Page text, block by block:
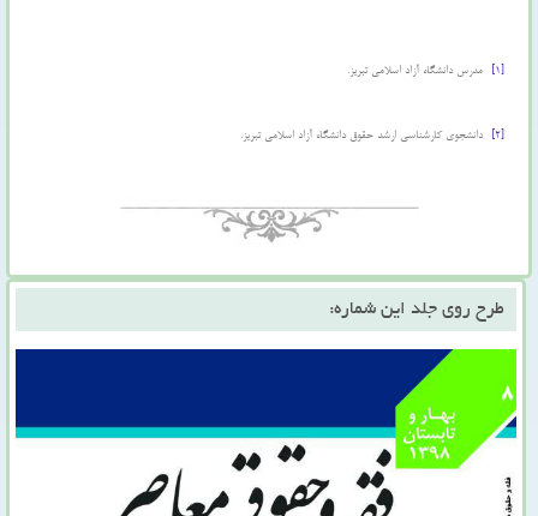
[۱] -مدرس دانشگاه آزاد اسلامی تبریز.
[۲] -دانشجوی کارشناسی ارشد حقوق دانشگاه آزاد اسلامی تبریز.
طرح روی جلد این شماره: